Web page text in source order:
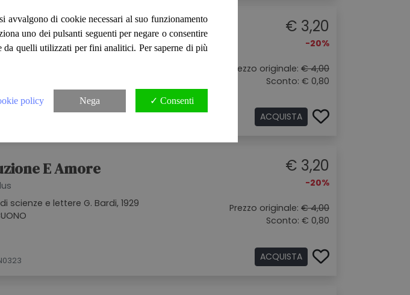
E Amore € 3,20
-20%
Prezzo originale: € 4,00
Sconto: € 0,80
ACQUISTA
E Amore
scienze e lettere G. Bardi, 1929
€ 3,20
-20%
Prezzo originale: € 4,00
Sconto: € 0,80
ACQUISTA
avvalgono di cookie necessari al suo funzionamento
uno dei pulsanti seguenti per negare o consentire
quelli utilizzati per fini analitici. Per saperne di più
policy Nega ✓ Consenti